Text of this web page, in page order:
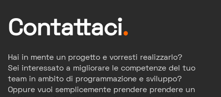
Contattaci.
Hai in mente un progetto e vorresti realizzarlo?
Sei interessato a migliorare le competenze del tuo
team in ambito di programmazione e sviluppo?
Oppure vuoi semplicemente prendere prendere un